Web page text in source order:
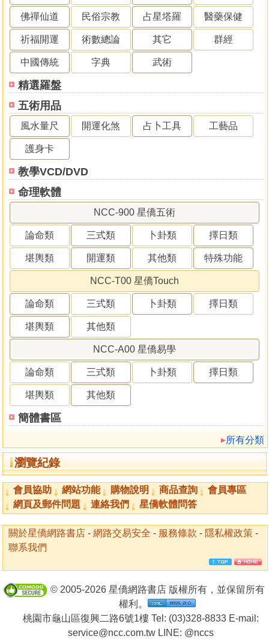
佛禪仙道 民俗宗教 占星塔羅 醫藥保健
祈福開運 術數總論 其它 群經
中國傳統 字典 武術
精選羅盤
五術用品
風水量尺 開運化煞 占卜工具 工藝品
護身卡
教學VCD/DVD
命理軟體
NCC-900 星僑五術
論命類 三式類 卜卦類 擇日類
堪輿類 開運類 其他類 特殊功能
NCC-T00 星僑Touch
論命類 三式類 卜卦類 擇日類
堪輿類 其他類
NCC-A00 星僑易學
論命類 三式類 卜卦類 擇日類
堪輿類 其他類
簡體書區
所有分類
瀏覽紀錄
會員協助 網站功能 購物說明 商品查詢
會員專區
網頁及郵件問題
連絡我們 星僑軟體問答
關於星僑網路書店 - 網路交易安全 - 服務條款 - 隱私權政策 -
聯系我們
© 2005-2026 星僑網路書店 版權所有，並保留所有
權利。
桃園市龜山區復興二路6號1樓 Tel: (03)328-8833 E-mail:
service@ncc.com.tw LINE: @nccs